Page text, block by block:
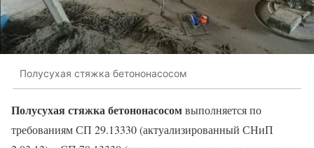
Полусухая стяжка бетононасосом
Полусухая стяжка бетононасосомвыполняется по
требованиям СП 29.13330 (актуализированный СНиП